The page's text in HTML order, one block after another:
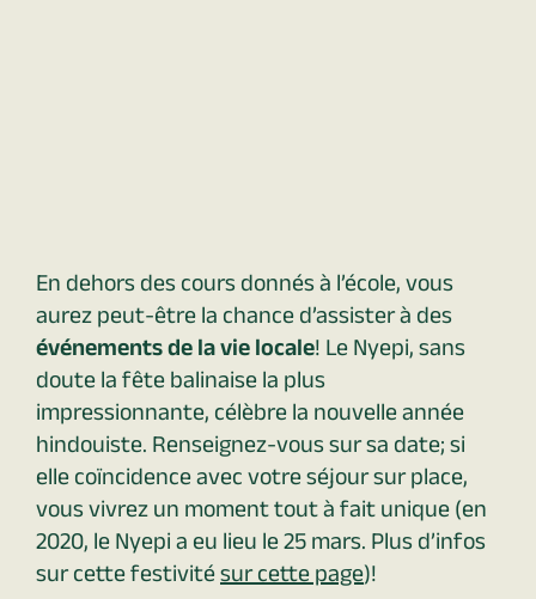
En dehors des cours donnés à l’école, vous
aurez peut-être la chance d’assister à des
événements de la vie locale! Le Nyepi, sans
doute la fête balinaise la plus
impressionnante, célèbre la nouvelle année
hindouiste. Renseignez-vous sur sa date; si
elle coïncidence avec votre séjour sur place,
vous vivrez un moment tout à fait unique (en
2020, le Nyepi a eu lieu le 25 mars. Plus d’infos
sur cette festivitésur cette page)!